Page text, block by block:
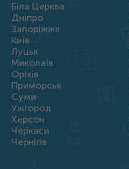
Біла Церква
Дніпро
Запоріжжя
Київ
Луцьк
Миколаїв
Оріхів
Приморськ
Суми
Ужгород
Херсон
Черкаси
Чернігів